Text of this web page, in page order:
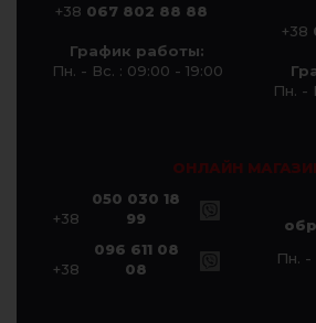
+38 067 802 88 88
График работы:
Пн. - Вс. : 09:00 - 19:00
+38
Пн. -
ОНЛАЙН
+38
050 030 18
99
+38
096 611 08
08
Пн. -